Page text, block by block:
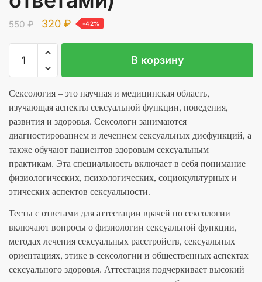
550₽
Первоначальная
составляла
550 ₽.
320 ₽ Текущая
-42%
Количество
товара
Сексология
(аттестация
-
тесты
с
ответами)
В корзину
Сексология – это научная и медицинская область,
изучающая аспекты сексуальной функции, поведения,
развития и здоровья. Сексологи занимаются
диагностированием и лечением сексуальных дисфункций, а
также обучают пациентов здоровым сексуальным
практикам. Эта специальность включает в себя понимание
физиологических, психологических, социокультурных и
этических аспектов сексуальности.
Тесты с ответами для аттестации врачей по сексологии
включают вопросы о физиологии сексуальной функции,
методах лечения сексуальных расстройств, сексуальных
ориентациях, этике в сексологии и общественных аспектах
сексуального здоровья. Аттестация подчеркивает высокий